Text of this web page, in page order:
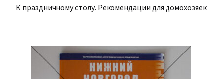
К праздничному столу. Рекомендации для домохозяек